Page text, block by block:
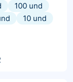
100 und
10 und